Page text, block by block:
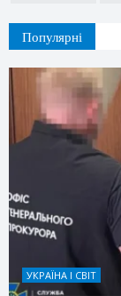
Популярні
УКРАЇНА І СВІТ